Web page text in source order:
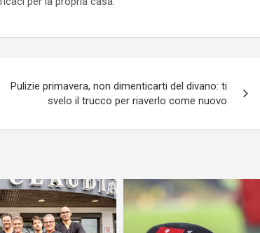
Pulizie primavera, non dimenticarti del divano: ti
svelo il trucco per riaverlo come nuovo